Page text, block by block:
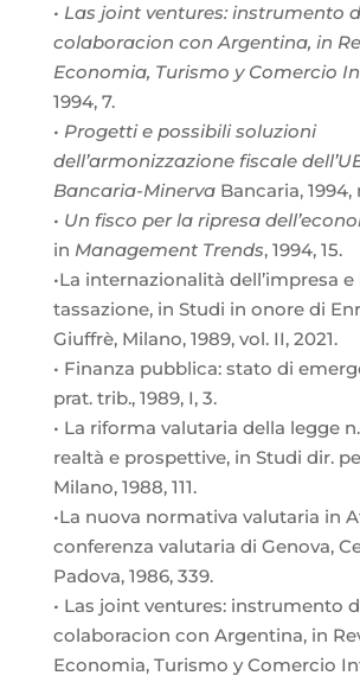
• Las joint ventures: instrumento
colaboracion con Argentina, in
Economia, Turismo y Comercio
1994, 7.
• Progetti e possibili soluzioni
dell’armonizzazione fiscale
Bancaria-MinervaBancaria, 1994,
• Un fisco per la ripresa
in Management Trends, 1994, 15.
•La internazionalità dell’impresa e
tassazione, in Studi in onore di
Giuffrè, Milano, 1989, vol. II, 2021.
• Finanza pubblica: stato di
prat. trib., 1989, I, 3.
• La riforma valutaria della legge
realtà e prospettive, in Studi dir.
Milano, 1988, 111.
•La nuova normativa valutaria in
conferenza valutaria di Genova,
Padova, 1986, 339.
• Las joint ventures: instrumento
colaboracion con Argentina, in
Economia, Turismo y Comercio